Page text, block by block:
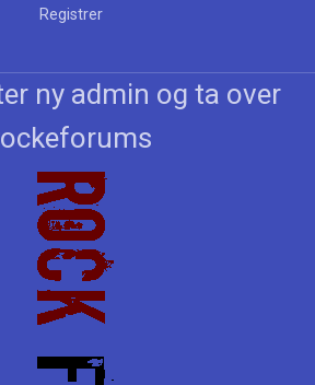
Registrer
ny admin og ta over